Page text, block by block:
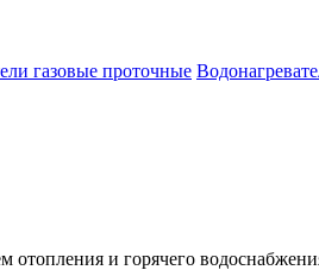
газовые проточные
и горячего